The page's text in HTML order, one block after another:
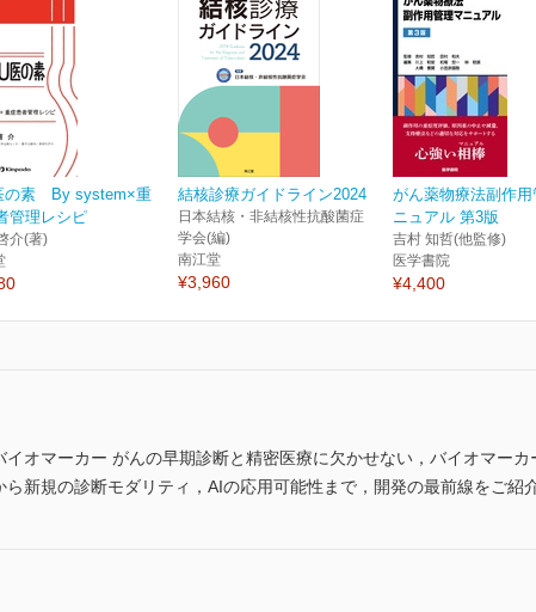
の素 By system×重
管理レシピ
介(著)
結核診療ガイドライン2024
日本結核・非結核性抗酸菌症
学会(編)
南江堂
¥3,960
がん薬物療法副作用
ニュアル 第3版
吉村 知哲(他監修)
医学書院
¥4,400
イオマーカー がんの早期診断と精密医療に欠かせない，バイオマー
新規の診断モダリティ，AIの応用可能性まで，開発の最前線をご紹